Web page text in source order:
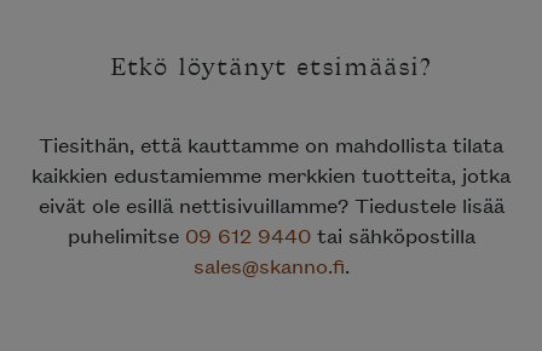
Etkö löytänyt etsimääsi?
Tiesithän, että kauttamme on mahdollista tilata
kaikkien edustamiemme merkkien tuotteita, jotka
eivät ole esillä nettisivuillamme? Tiedustele lisää
puhelimitse 09 612 9440tai sähköpostilla
sales@skanno.fi.